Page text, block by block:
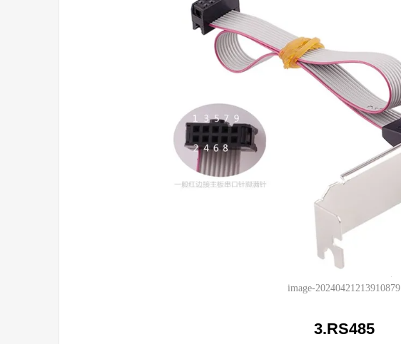
image-20240421213910879
3.RS485